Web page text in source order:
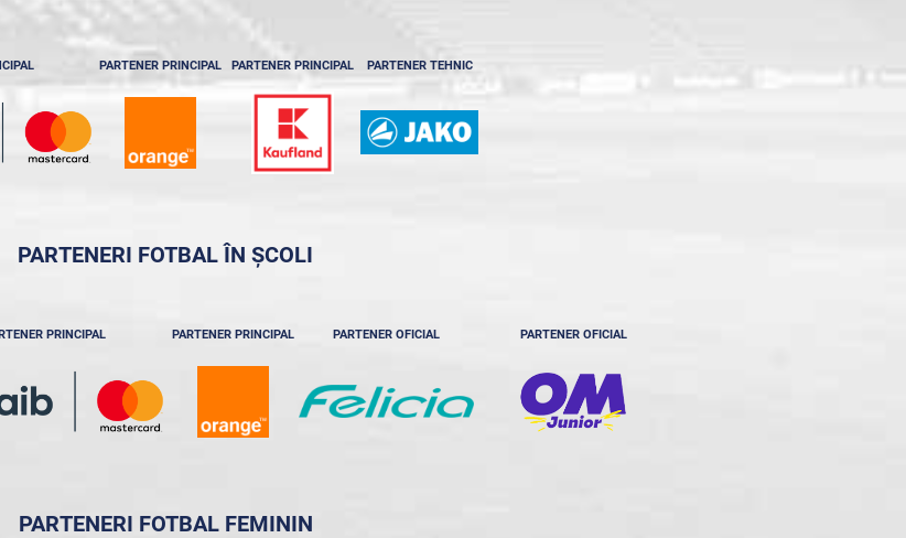
PARTENER PRINCIPAL PARTENER PRINCIPAL PARTENER TEHNIC
PARTENERI FOTBAL ÎN ȘCOLI
PRINCIPAL PARTENER PRINCIPAL PARTENER OFICIAL PARTENER OFICIAL
PARTENERI FOTBAL FEMININ